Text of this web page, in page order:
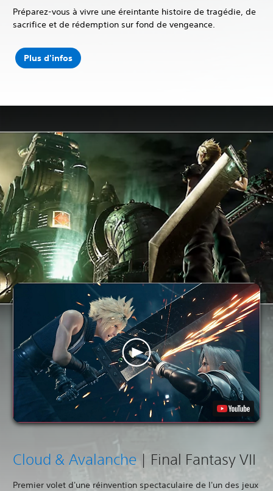
Préparez-vous à vivre une éreintante histoire de tragédie, de
sacrifice et de rédemption sur fond de vengeance.
Plus d'infos
Cloud & Avalanche | Final Fantasy VII
Premier volet d'une réinvention spectaculaire de l'un des jeux